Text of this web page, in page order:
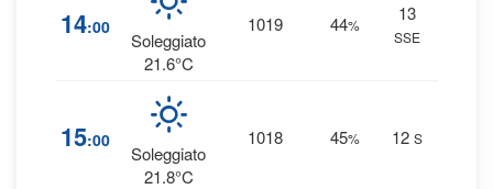
14:00
Soleggiato
21.6°C
1019 44%
13
SSE
15:00
Soleggiato
21.8°C
1018 45% 12 S